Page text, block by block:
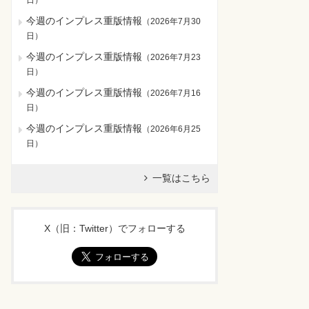
今週のインプレス重版情報 （2026年7月30
日 ）
今週のインプレス重版情報 （2026年7月23
日 ）
今週のインプレス重版情報 （2026年7月16
日 ）
今週のインプレス重版情報 （2026年6月25
日 ）
一覧はこちら
X（旧：Twitter）でフォローする